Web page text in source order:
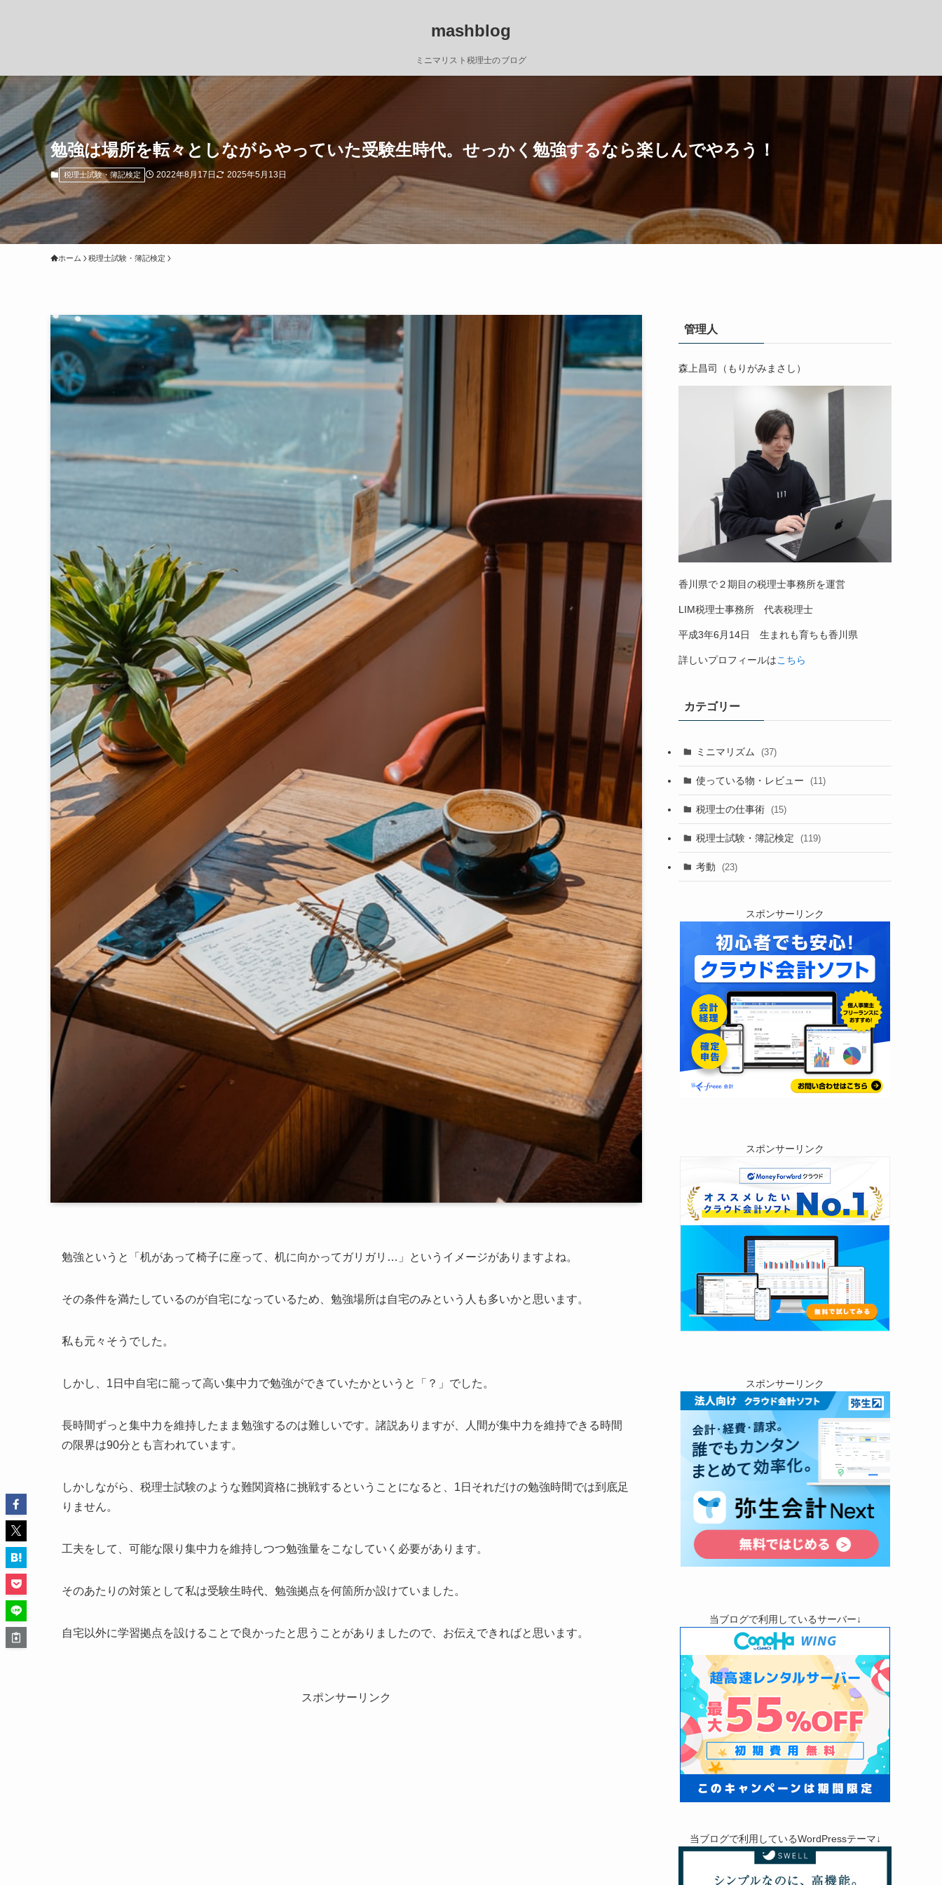
mashblog
ミニマリスト税理士のブログ
勉強は場所を転々としながらやっていた受験生時代。せっかく勉強するなら楽しんでやろう！
税理士試験・簿記検定 2022年8月17日 2025年5月13日
ホーム 税理士試験・簿記検定
勉強というと「机があって椅子に座って、机に向かってガリガリ…」というイメージがありますよね。
その条件を満たしているのが自宅になっているため、勉強場所は自宅のみという人も多いかと思います。
私も元々そうでした。
しかし、 1日中自宅に籠って高い集中力で勉強ができていたかというと「？」でした。
長時間ずっと集中力を維持したまま勉強するのは難しいです。諸説ありますが、人間が集中力を維持できる時間
の限界は90分とも言われています。
しかしながら、税理士試験のような難関資格に挑戦するということになると、1日それだけの勉強時間では到底足
りません。
工夫をして、可能な限り集中力を維持しつつ勉強量をこなしていく必要があります。
そのあたりの対策として私は受験生時代、勉強拠点を何箇所か設けていました。
自宅以外に学習拠点を設けることで良かったと思うことがありましたので、お伝えできればと思います。
スポンサーリンク
管理人
森上昌司（もりがみまさし）
香川県で２期目の税理士事務所を運営
LIM税理士事務所 代表税理士
平成3年6月 14日 生まれも育ちも香川県
詳しいプロフィールはこちら
カテゴリー
ミニマリズム (37)
使っている物・レビュー (11)
税理士の仕事術 (15)
税理士試験・簿記検定 (119)
考動 (23)
スポンサーリンク
スポンサーリンク
スポンサーリンク
当ブログで利用しているサーバー↓
当ブログで利用しているWordPressテーマ↓